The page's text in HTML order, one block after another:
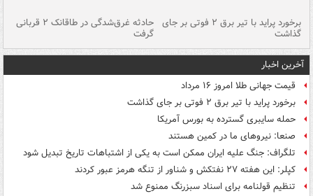
برخورد پراید با تیر برق ۲ فوتی بر جای
گذاشت
حادثه غرق‌شدگی در طاقانک ۲ قربانی
گرفت
آخرین اخبار
قیمت جهانی طلا امروز ۱۶ مرداد
برخورد پراید با تیر برق ۲ فوتی بر جای گذاشت
حمله سایبری گسترده به بورس آمریکا
صنعا: نیروهای ما در کمین‌ هستند
تلگراف: جنگ علیه ایران ممکن است به یکی از اشتباهات تاریخ تبدیل شود
کپلر: این هفته ۲۷ نفتکش و شناور از تنگه هرمز عبور کردند
تنظیم قولنامه برای اسناد سبزرنگ ممنوع شد